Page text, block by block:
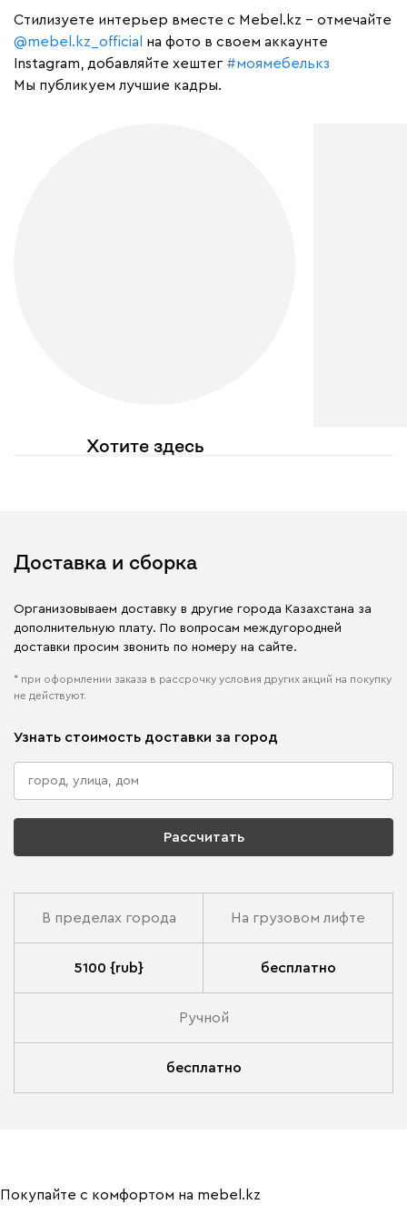
Cтилизуете интерьер вместе с Mebel.kz – отмечайте
@mebel.kz_official
на фото в своем аккаунте
Instagram, добавляйте хештег #моямебелькз
Мы публикуем лучшие кадры.
Хотите здесь
Доставка и сборка
Организовываем доставку в другие города Казахстана за
дополнительную плату. По вопросам междугородней
доставки просим звонить по номеру на сайте.
* при оформлении заказа в рассрочку условия других акций на покупку
не действуют.
Узнать стоимость доставки за город
Рассчитать
В пределах города На грузовом лифте
5100 {rub} бесплатно
Ручной
бесплатно
Покупайте с комфортом на mebel.kz